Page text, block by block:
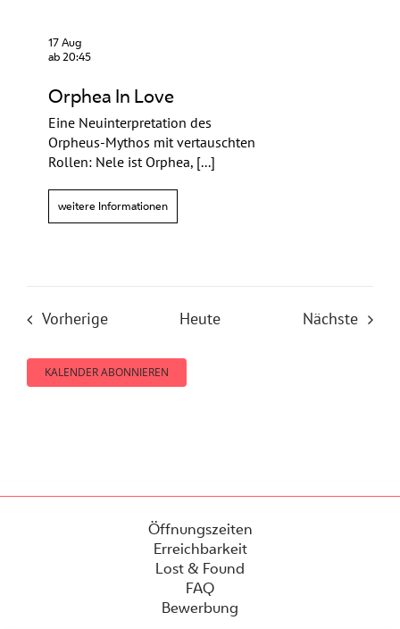
17 Aug
ab 20:45
Orphea In Love
Eine Neuinterpretation des
Orpheus-Mythos mit vertauschten
Rollen: Nele ist Orphea, [...]
weitere Informationen
VorherigeVeranstaltungen
Heute Nächste
KALENDER ABONNIEREN
Öffnungszeiten
Erreichbarkeit
Lost & Found
FAQ
Bewerbung